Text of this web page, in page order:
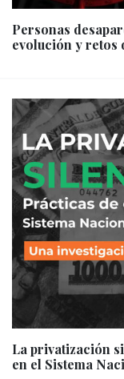
Personas
evolución y
La privatización
en el Sistema